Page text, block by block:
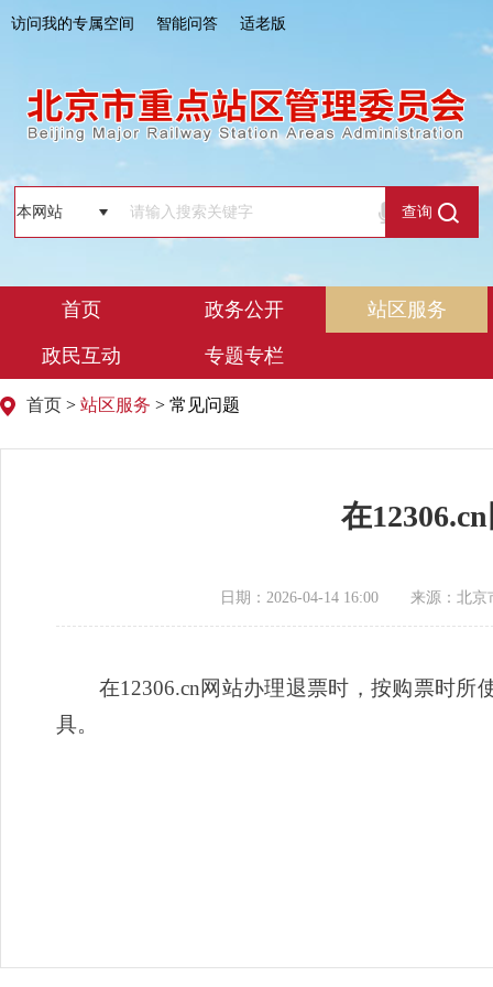
访问我的专属空间 智能问答 适老版
查询
首页 政务公开 站区服务
政民互动 专题专栏
首页 > 站区服务 > 常见问题
在
日期：2026-04-14 16:00 来源：​北京
在12306.cn网站办理退票时，按购票时所
具。